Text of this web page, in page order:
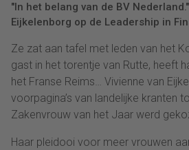
"In het belang van de BV
Eijkelenborg op de Leadership in
Ze zat aan tafel met leden van het
gast in het torentje van Rutte, heeft
het Franse Reims… Vivienne van
voorpagina’s van landelijke kranten
Zakenvrouw van het Jaar werd
Haar pleidooi voor meer vrouwen